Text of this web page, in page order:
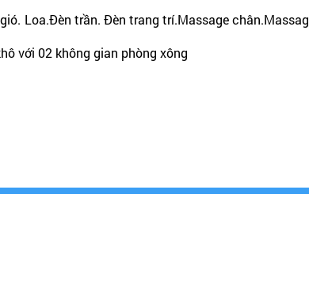
Loa.Đèn trần. Đèn trang trí.Massage
với 02 không gian phòng xông